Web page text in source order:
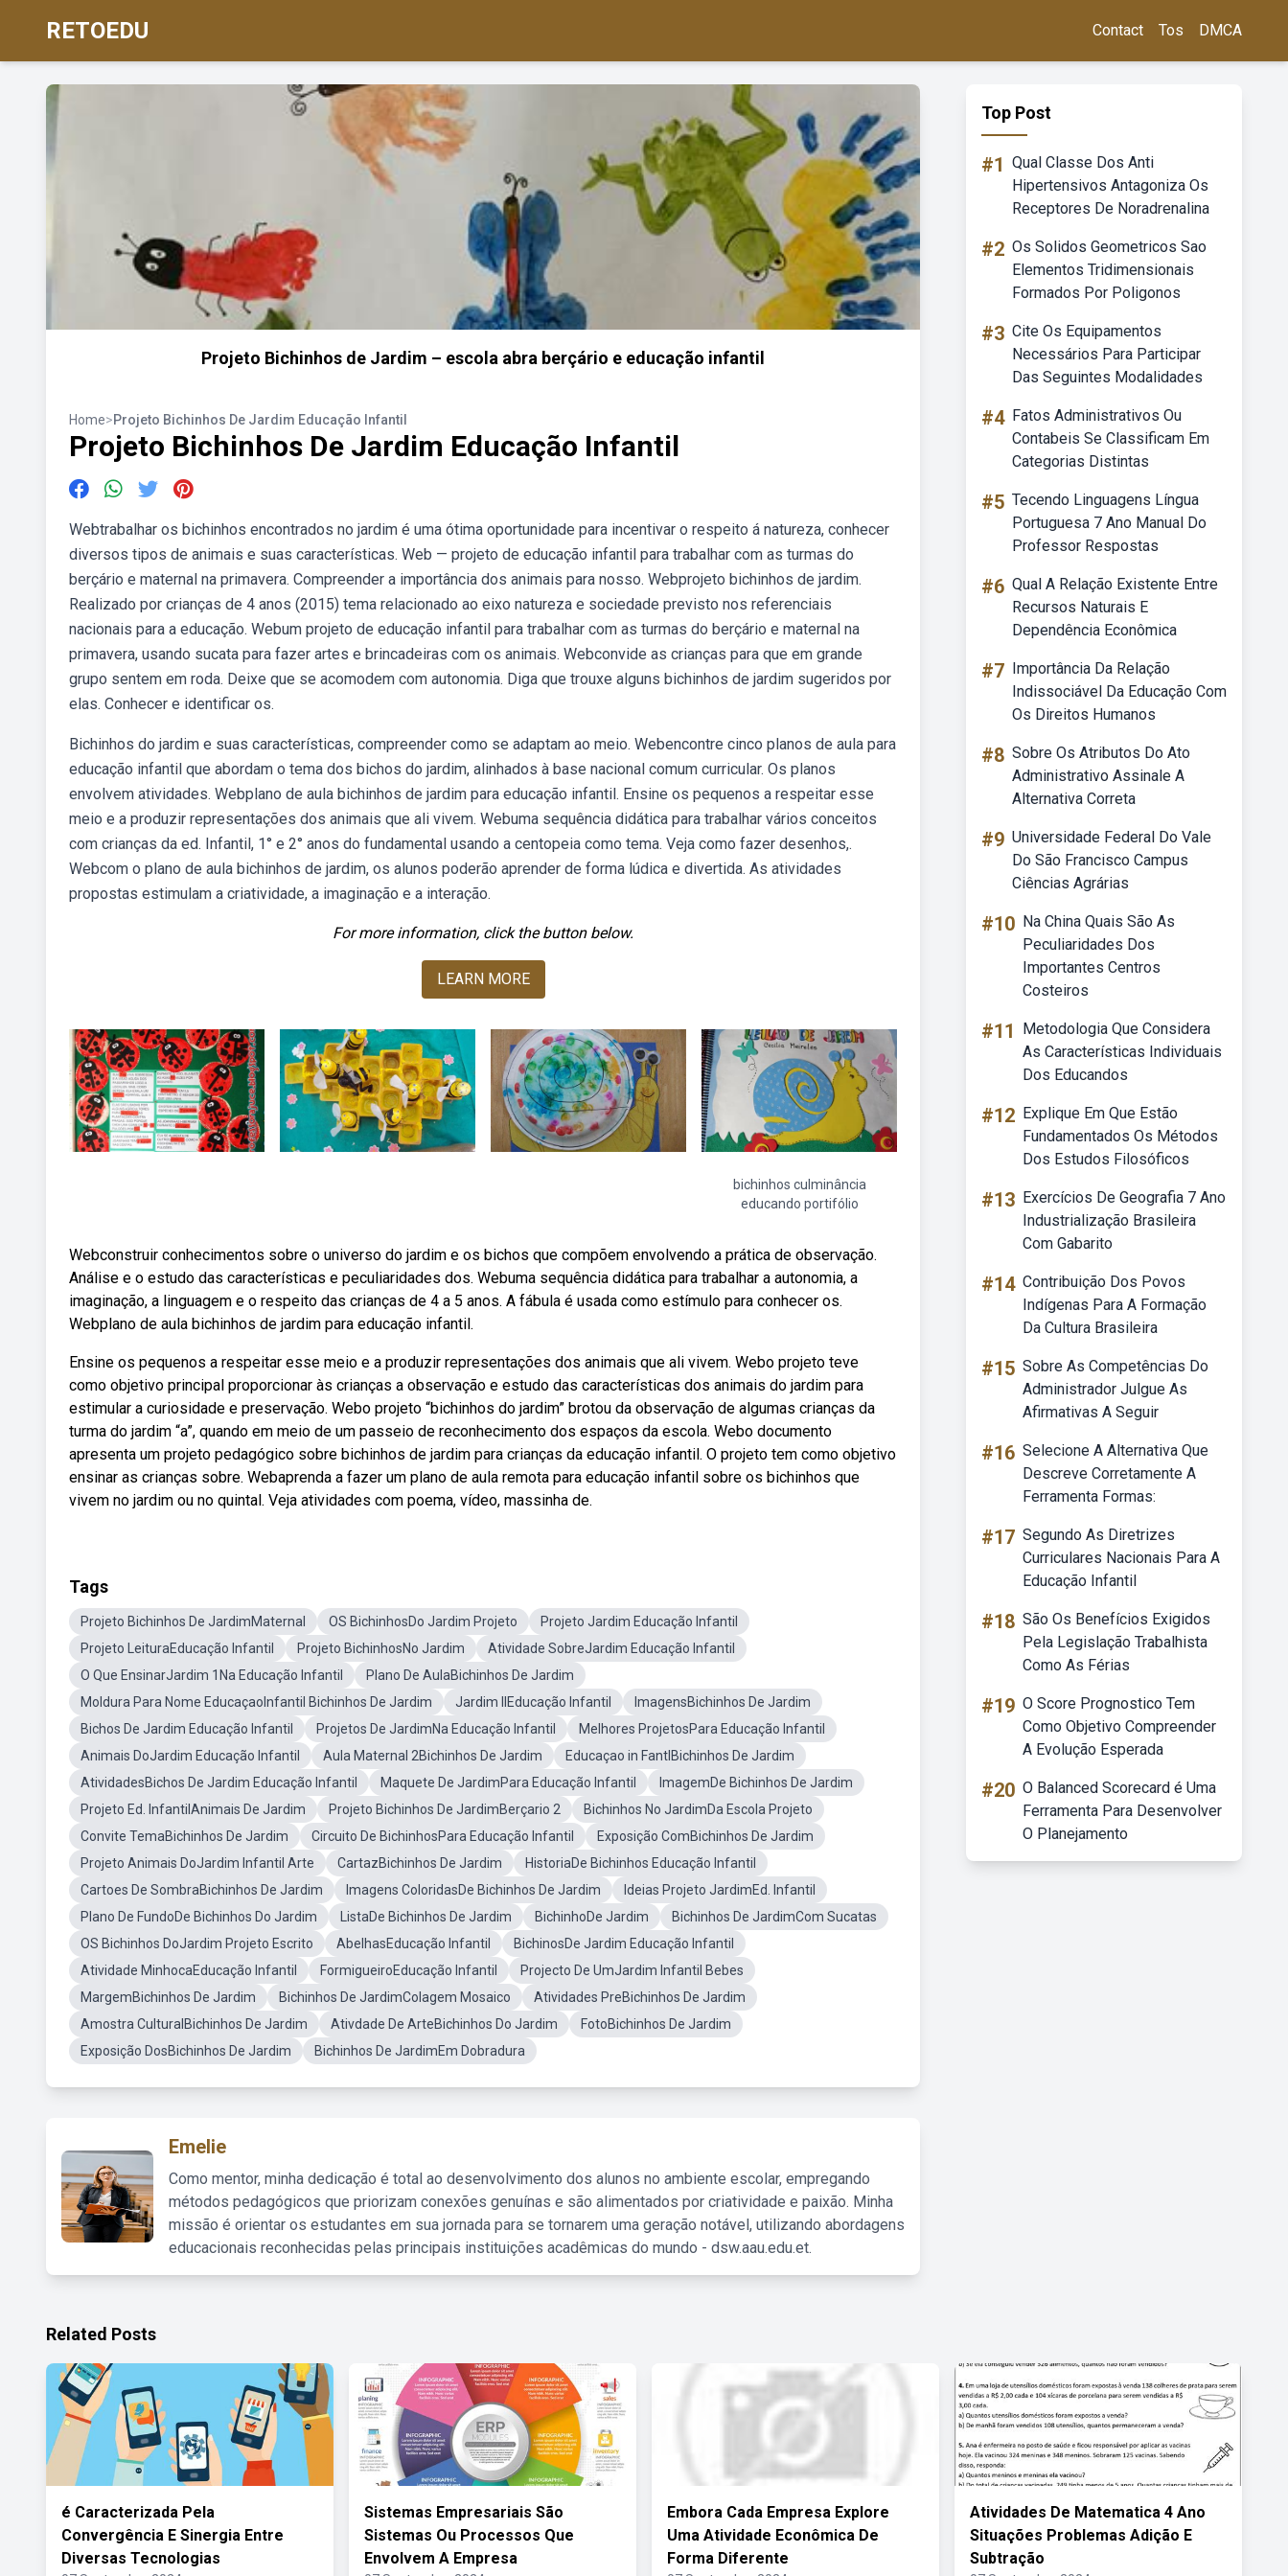
RETOEDU Contact Tos DMCA
Projeto Bichinhos de Jardim – escola abra berçário e educação infantil
Home>Projeto Bichinhos De Jardim Educação Infantil
Projeto Bichinhos De Jardim Educação Infantil
Webtrabalhar os bichinhos encontrados no jardim é uma ótima oportunidade para incentivar o respeito á natureza, conhecer
diversos tipos de animais e suas características. Web — projeto de educação infantil para trabalhar com as turmas do
berçário e maternal na primavera. Compreender a importância dos animais para nosso. Webprojeto bichinhos de jardim.
Realizado por crianças de 4 anos (2015) tema relacionado ao eixo natureza e sociedade previsto nos referenciais
nacionais para a educação. Webum projeto de educação infantil para trabalhar com as turmas do berçário e maternal na
primavera, usando sucata para fazer artes e brincadeiras com os animais. Webconvide as crianças para que em grande
grupo sentem em roda. Deixe que se acomodem com autonomia. Diga que trouxe alguns bichinhos de jardim sugeridos por
elas. Conhecer e identificar os.
Bichinhos do jardim e suas características, compreender como se adaptam ao meio. Webencontre cinco planos de aula para
educação infantil que abordam o tema dos bichos do jardim, alinhados à base nacional comum curricular. Os planos
envolvem atividades. Webplano de aula bichinhos de jardim para educação infantil. Ensine os pequenos a respeitar esse
meio e a produzir representações dos animais que ali vivem. Webuma sequência didática para trabalhar vários conceitos
com crianças da ed. Infantil, 1° e 2° anos do fundamental usando a centopeia como tema. Veja como fazer desenhos,.
Webcom o plano de aula bichinhos de jardim, os alunos poderão aprender de forma lúdica e divertida. As atividades
propostas estimulam a criatividade, a imaginação e a interação.
For more information, click the button below.
LEARN MORE
bichinhos culminância
educando portifólio
Webconstruir conhecimentos sobre o universo do jardim e os bichos que compõem envolvendo a prática de observação.
Análise e o estudo das características e peculiaridades dos. Webuma sequência didática para trabalhar a autonomia, a
imaginação, a linguagem e o respeito das crianças de 4 a 5 anos. A fábula é usada como estímulo para conhecer os.
Webplano de aula bichinhos de jardim para educação infantil.
Ensine os pequenos a respeitar esse meio e a produzir representações dos animais que ali vivem. Webo projeto teve
como objetivo principal proporcionar às crianças a observação e estudo das características dos animais do jardim para
estimular a curiosidade e preservação. Webo projeto “bichinhos do jardim” brotou da observação de algumas crianças da
turma do jardim “a”, quando em meio de um passeio de reconhecimento dos espaços da escola. Webo documento
apresenta um projeto pedagógico sobre bichinhos de jardim para crianças da educação infantil. O projeto tem como objetivo
ensinar as crianças sobre. Webaprenda a fazer um plano de aula remota para educação infantil sobre os bichinhos que
vivem no jardim ou no quintal. Veja atividades com poema, vídeo, massinha de.
Tags
Projeto Bichinhos De JardimMaternal OS BichinhosDo Jardim Projeto
Projeto Jardim Educação Infantil
Projeto LeituraEducação Infantil
Projeto BichinhosNo Jardim
Atividade SobreJardim Educação Infantil
O Que EnsinarJardim 1Na Educação Infantil
Plano De AulaBichinhos De Jardim
Moldura Para Nome EducaçaoInfantil Bichinhos De Jardim
Jardim IIEducação Infantil
ImagensBichinhos De Jardim
Bichos De Jardim Educação Infantil
Projetos De JardimNa Educação Infantil
Melhores ProjetosPara Educação Infantil
Animais DoJardim Educação Infantil
Aula Maternal 2Bichinhos De Jardim
Educaçao in FantlBichinhos De Jardim
AtividadesBichos De Jardim Educação Infantil
Maquete De JardimPara Educação Infantil
ImagemDe Bichinhos De Jardim
Projeto Ed. InfantilAnimais De Jardim
Projeto Bichinhos De JardimBerçario 2
Bichinhos No JardimDa Escola Projeto
Convite TemaBichinhos De Jardim
Circuito De BichinhosPara Educação Infantil
Exposição ComBichinhos De Jardim
Projeto Animais DoJardim Infantil Arte
CartazBichinhos De Jardim
HistoriaDe Bichinhos Educação Infantil
Cartoes De SombraBichinhos De Jardim
Imagens ColoridasDe Bichinhos De Jardim
Ideias Projeto JardimEd. Infantil
Plano De FundoDe Bichinhos Do Jardim
ListaDe Bichinhos De Jardim BichinhoDe Jardim
Bichinhos De JardimCom Sucatas
OS Bichinhos DoJardim Projeto Escrito
AbelhasEducação Infantil
BichinosDe Jardim Educação Infantil
Atividade MinhocaEducação Infantil
FormigueiroEducação Infantil
Projecto De UmJardim Infantil Bebes
MargemBichinhos De Jardim
Bichinhos De JardimColagem Mosaico
Atividades PreBichinhos De Jardim
Amostra CulturalBichinhos De Jardim
Ativdade De ArteBichinhos Do Jardim
FotoBichinhos De Jardim
Exposição DosBichinhos De Jardim
Bichinhos De JardimEm Dobradura
Emelie
Como mentor, minha dedicação é total ao desenvolvimento dos alunos no ambiente escolar, empregando
métodos pedagógicos que priorizam conexões genuínas e são alimentados por criatividade e paixão. Minha
missão é orientar os estudantes em sua jornada para se tornarem uma geração notável, utilizando abordagens
educacionais reconhecidas pelas principais instituições acadêmicas do mundo - dsw.aau.edu.et.
Top Post
#1 Qual Classe Dos Anti
Hipertensivos Antagoniza Os
Receptores De Noradrenalina
#2 Os Solidos Geometricos Sao
Elementos Tridimensionais
Formados Por Poligonos
#3 Cite Os Equipamentos
Necessários Para Participar
Das Seguintes Modalidades
#4 Fatos Administrativos Ou
Contabeis Se Classificam Em
Categorias Distintas
#5 Tecendo Linguagens Língua
Portuguesa 7 Ano Manual Do
Professor Respostas
#6 Qual A Relação Existente Entre
Recursos Naturais E
Dependência Econômica
#7 Importância Da Relação
Indissociável Da Educação Com
Os Direitos Humanos
#8 Sobre Os Atributos Do Ato
Administrativo Assinale A
Alternativa Correta
#9 Universidade Federal Do Vale
Do São Francisco Campus
Ciências Agrárias
#10 Na China Quais São As
Peculiaridades Dos
Importantes Centros
Costeiros
#11
Metodologia Que Considera
As Características Individuais
Dos Educandos
#12 Explique Em Que Estão
Fundamentados Os Métodos
Dos Estudos Filosóficos
#13 Exercícios De Geografia 7 Ano
Industrialização Brasileira
Com Gabarito
#14 Contribuição Dos Povos
Indígenas Para A Formação
Da Cultura Brasileira
#15 Sobre As Competências Do
Administrador Julgue As
Afirmativas A Seguir
#16 Selecione A Alternativa Que
Descreve Corretamente A
Ferramenta Formas:
#17 Segundo As Diretrizes
Curriculares Nacionais Para A
Educação Infantil
#18 São Os Benefícios Exigidos
Pela Legislação Trabalhista
Como As Férias
#19 O Score Prognostico Tem
Como Objetivo Compreender
A Evolução Esperada
#20 O Balanced Scorecard é Uma
Ferramenta Para Desenvolver
O Planejamento
Related Posts
é Caracterizada Pela
Convergência E Sinergia Entre
Diversas Tecnologias
Sistemas Empresariais São
Sistemas Ou Processos Que
Envolvem A Empresa
Embora Cada Empresa Explore
Uma Atividade Econômica De
Forma Diferente
Atividades De Matematica 4 Ano
Situações Problemas Adição E
Subtração